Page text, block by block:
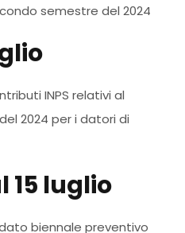
semestre del 2024
INPS relativi al
2024 per i datori di
15 luglio
biennale preventivo